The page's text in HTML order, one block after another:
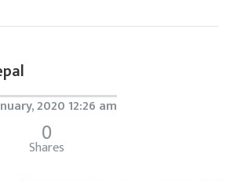
2020 12:26 am
0
Shares